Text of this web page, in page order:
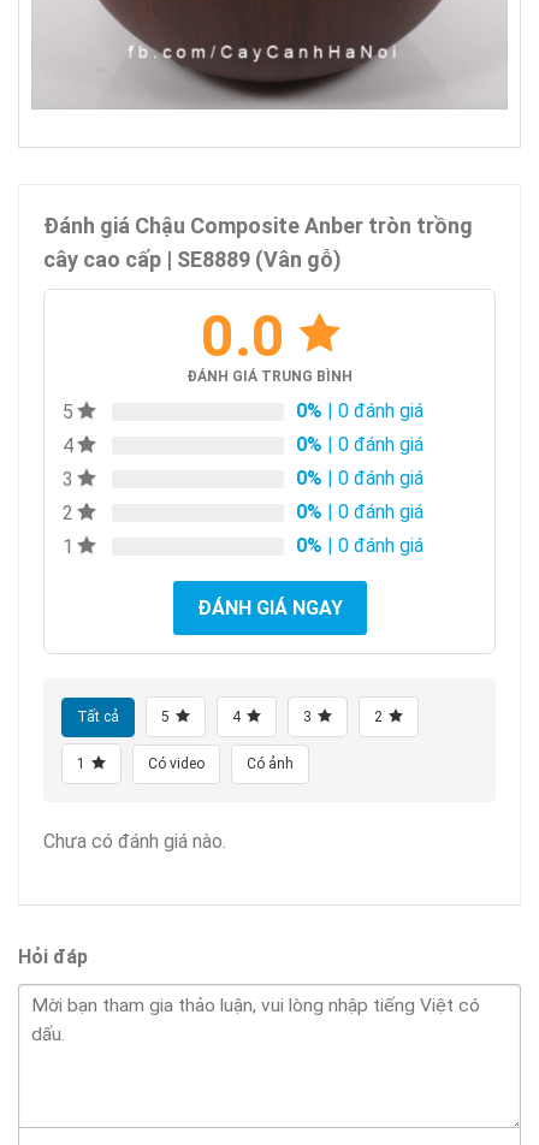
Đánh giá Chậu Composite Anber tròn trồng
cây cao cấp | SE8889 (Vân gỗ)
0.0
ĐÁNH GIÁ TRUNG BÌNH
5 0% | 0 đánh giá
4
0% | 0 đánh giá
3
0% | 0 đánh giá
2
0% | 0 đánh giá
1
0% | 0 đánh giá
ĐÁNH GIÁ NGAY
Tất cả 5 4 3 2
1 Có video Có ảnh
Chưa có đánh giá nào.
Hỏi đáp